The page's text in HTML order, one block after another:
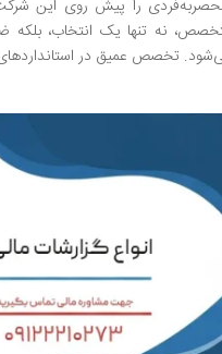
را پیش روی این
نه تنها یک انتخاب، بلکه
تخصص عمیق در استانداردهای